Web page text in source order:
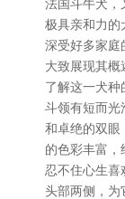
法国斗牛犬，
极具亲和力的
深受好多家庭
大致展现其
了解这一犬
斗领有短而光
和卓绝的双眼
的色彩丰富，
忍不住心生
头部两侧，为